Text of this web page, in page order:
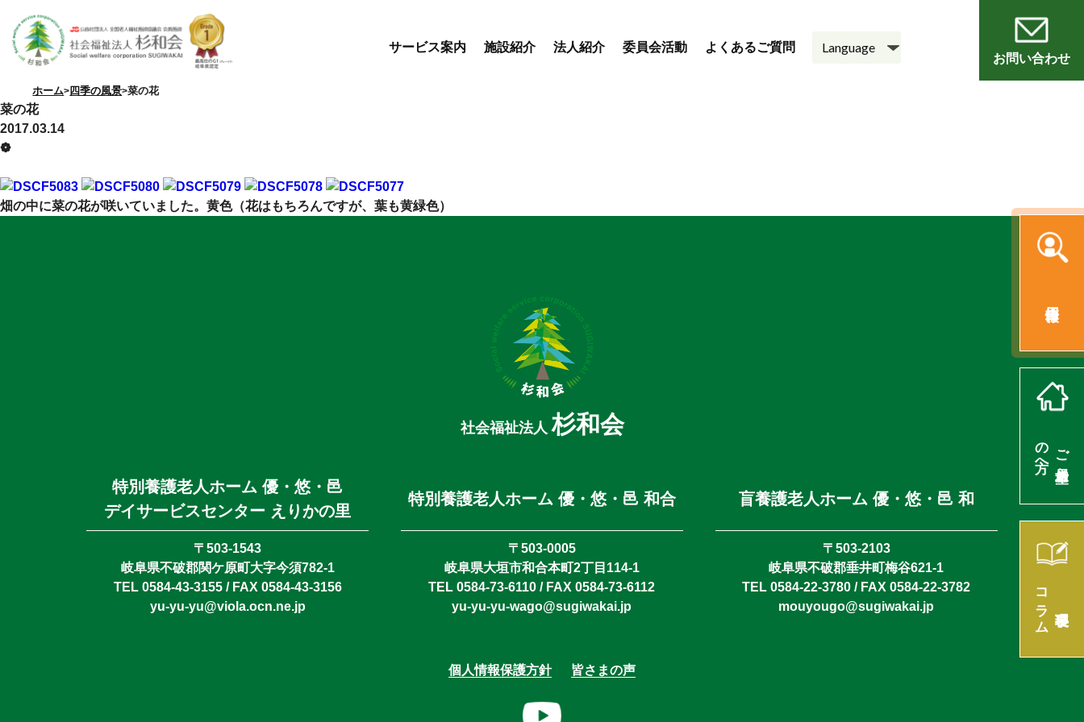
サービス案内 施設紹介
特別養護老人ホーム
優・悠・邑
デイサービスセンター
えりかの里
法人紹介 委員会活動 よくあるご質問
お問い合わせ
ご入居希望
の方へ
コラム
ホーム 四季の風景 菜の花
菜の花
2017.03.14
❁
畑の中に菜の花が咲いていました。黄色（花はもちろんですが、葉も黄緑色）
社会福祉法人杉和会
特別養護老人ホーム 優・悠・邑
デイサービスセンター えりかの里
〒503-1543
岐阜県不破郡関ケ原町大字今須782-1
TEL 0584-43-3155 / FAX 0584-43-3156
yu-yu-yu@viola.ocn.ne.jp
特別養護老人ホーム 優・悠・邑 和合
〒503-0005
岐阜県大垣市和合本町2丁目114-1
TEL 0584-73-6110 / FAX 0584-73-6112
yu-yu-yu-wago@sugiwakai.jp
盲養護老人ホーム 優・悠・邑 和
〒503-2103
岐阜県不破郡垂井町梅谷621-1
TEL 0584-22-3780 / FAX 0584-22-3782
mouyougo@sugiwakai.jp
個人情報保護方針 皆さまの声